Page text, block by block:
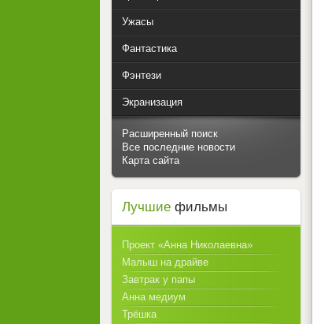
Ужасы
Фантастика
Фэнтези
Экранизация
Расширенный поиск
Все последние новости
Карта сайта
Лучшие фильмы
Проект «Анна Николаевна»
Малыш на драйве
Завтрак у папы
Анна медиум
Трёшка